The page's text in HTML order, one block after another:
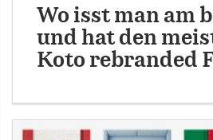
Wo isst man am
und hat den
Koto rebranded